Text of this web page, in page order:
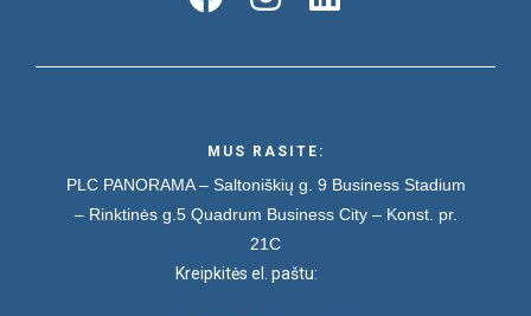
MUS RASITE:
PLC PANORAMA – Saltoniškių g. 9 Business Stadium
– Rinktinės g.5 Quadrum Business City – Konst. pr.
21C
Kreipkitės el. paštu: